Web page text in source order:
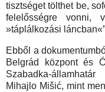
tisztséget tölthet be,
felelősségre vonni,
»táplálkozási
Ebből a
Belgrád központ és
Szabadka-
Mihajlo Mišić, mint